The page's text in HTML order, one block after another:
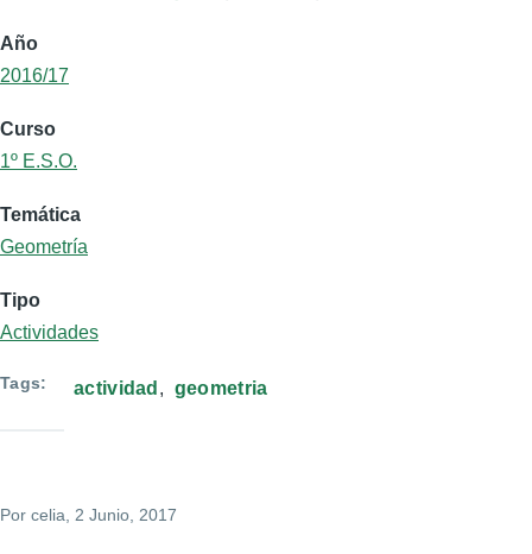
Año
2016/17
Curso
1º E.S.O.
Temática
Geometría
Tipo
Actividades
Tags actividad geometria
Por celia, 2 Junio, 2017